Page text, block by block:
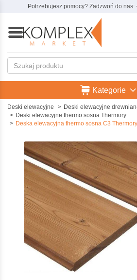
Potrzebujesz pomocy? Zadzwoń do nas:
Kategorie
Deski elewacyjne
Deski elewacyjne
Deski elewacyjne thermo sosna Thermory
Deska elewacyjna thermo sosna C3